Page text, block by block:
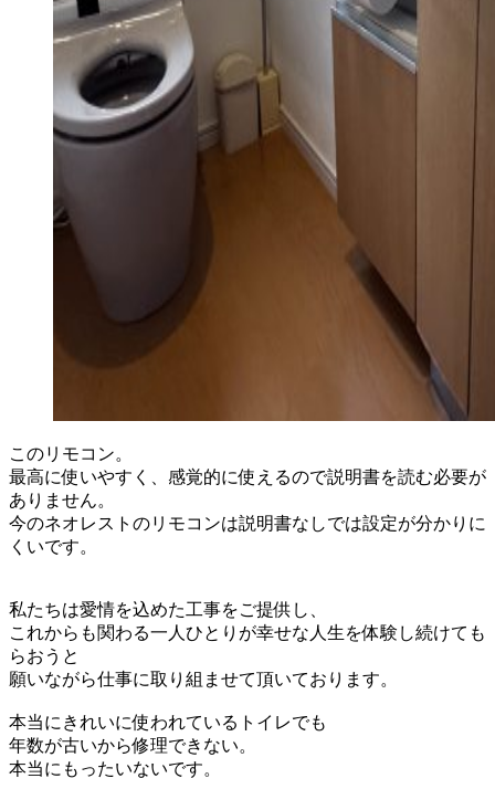
このリモコン。
最高に使いやすく、感覚的に使えるので説明書を読む必要が
ありません。
今のネオレストのリモコンは説明書なしでは設定が分かりに
くいです。
私たちは愛情を込めた工事をご提供し、
これからも関わる一人ひとりが幸せな人生を体験し続けても
らおうと
願いながら仕事に取り組ませて頂いております。
本当にきれいに使われているトイレでも
年数が古いから修理できない。
本当にもったいないです。